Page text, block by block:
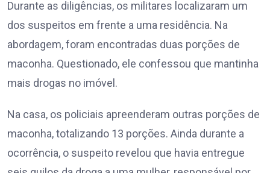
Durante as diligências, os militares localizaram um
dos suspeitos em frente a uma residência. Na
abordagem, foram encontradas duas porções de
maconha. Questionado, ele confessou que mantinha
mais drogas no imóvel.
Na casa, os policiais apreenderam outras porções de
maconha, totalizando 13 porções. Ainda durante a
ocorrência, o suspeito revelou que havia entregue